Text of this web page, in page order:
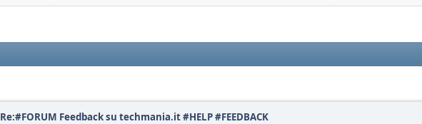
Re:#FORUM Feedback su techmania.it #HELP #FEEDBACK